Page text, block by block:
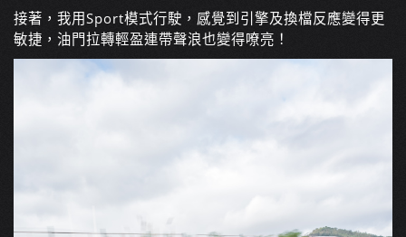
接著，我用Sport模式行駛，感覺到引擎及換檔反應變得更
敏捷，油門拉轉輕盈連帶聲浪也變得嘹亮！